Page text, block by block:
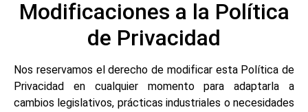
Modificaciones a la Política
de Privacidad
Nos reservamos el derecho de modificar esta Política de
Privacidad en cualquier momento para adaptarla a
cambios legislativos, prácticas industriales o necesidades